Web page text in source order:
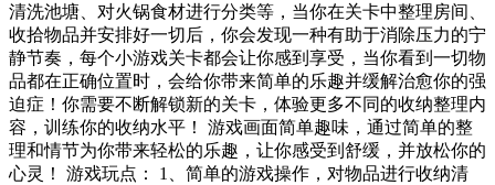
清洗池塘、对火锅食材进行分类等，当你在关卡中整理房间、
收拾物品并安排好一切后，你会发现一种有助于消除压力的宁
静节奏，每个小游戏关卡都会让你感到享受，当你看到一切物
品都在正确位置时，会给你带来简单的乐趣并缓解治愈你的强
迫症！你需要不断解锁新的关卡，体验更多不同的收纳整理内
容，训练你的收纳水平！ 游戏画面简单趣味，通过简单的整
理和情节为你带来轻松的乐趣，让你感受到舒缓，并放松你的
心灵！ 游戏玩点： 1、简单的游戏操作，对物品进行收纳清